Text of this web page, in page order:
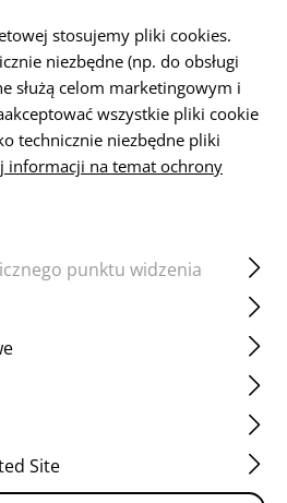
SHIRTS COMBAT SHIRTS
SHIRT MK V
stosujemy pliki cookies.
niezbędne (np. do obsługi
służą celom marketingowym i
wszystkie pliki cookie
technicznie niezbędne pliki
informacji na temat ochrony
punktu widzenia
Site